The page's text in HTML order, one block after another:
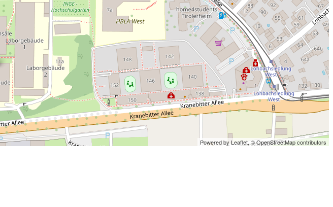
Powered by Leaflet, © OpenStreetMap contributors